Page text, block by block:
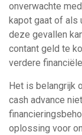
onverwachte
kapot gaat of als
deze gevallen
contant geld te
verdere
Het is belangrijk
cash advance
oplossing voor